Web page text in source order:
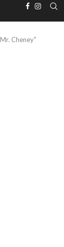
Cheney"